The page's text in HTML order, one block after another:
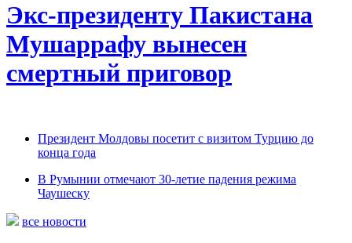
Экс-президенту Пакистана
Мушаррафу вынесен
смертный приговор
Президент Молдовы посетит с визитом Турцию до
конца года
В Румынии отмечают 30-летие падения режима
Чаушеску
все новости